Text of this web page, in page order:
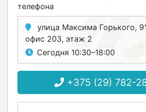
телефона
улица Максима Горького,
офис 203, этаж 2
Сегодня 10:30–18:00
+375 (29) 782-